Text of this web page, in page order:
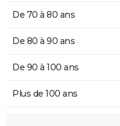
De 70 à 80 ans
De 80 à 90 ans
De 90 à 100 ans
Plus de 100 ans